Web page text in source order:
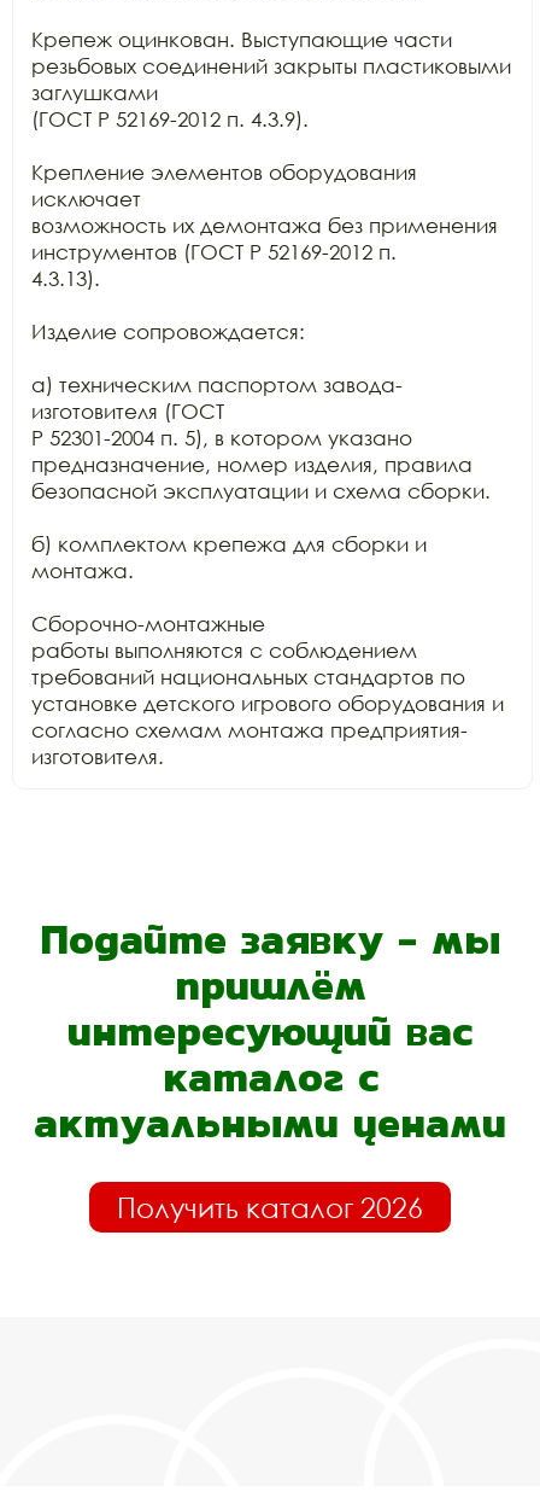
Крепеж оцинкован. Выступающие части
резьбовых соединений закрыты пластиковыми
заглушками
(ГОСТ Р 52169-2012 п. 4.3.9).
Крепление элементов оборудования
исключает
возможность их демонтажа без применения
инструментов (ГОСТ Р 52169-2012 п.
4.3.13).
Изделие сопровождается:
а) техническим паспортом завода-
изготовителя (ГОСТ
Р 52301-2004 п. 5), в котором указано
предназначение, номер изделия, правила
безопасной эксплуатации и схема сборки.
б) комплектом крепежа для сборки и
монтажа.
Сборочно-монтажные
работы выполняются с соблюдением
требований национальных стандартов по
установке детского игрового оборудования и
согласно схемам монтажа предприятия-
изготовителя.
Подайте заявку - мы
пришлём
интересующий вас
каталог с
актуальными ценами
Получить каталог 2026